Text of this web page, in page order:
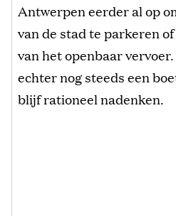
Antwerpen eerder al op
van de stad te parkeren
van het openbaar
echter nog steeds een
blijf rationeel nadenken.